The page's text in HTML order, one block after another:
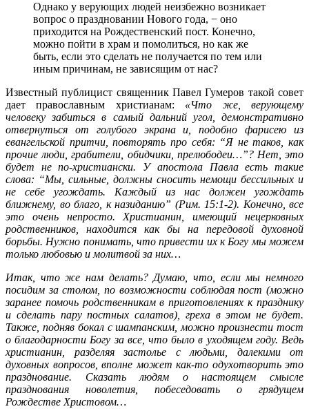
Однако у верующих людей неизбежно возникает
вопрос о праздновании Нового года, − оно
приходится на Рождественский пост. Конечно,
можно пойти в храм и помолиться, но как же
быть, если это сделать не получается по тем или
иным причинам, не зависящим от нас?
Известный публицист священник Павел Гумеров такой совет
дает православным христианам: «Что же, верующему
человеку забиться в самый дальний угол, демонстративно
отвернуться от голубого экрана и, подобно фарисею из
евангельской притчи, повторять про себя: “Я не таков, как
прочие люди, грабители, обидчики, прелюбодеи…”? Нет, это
будет не по-христиански. У апостола Павла есть такие
слова: “Мы, сильные, должны сносить немощи бессильных и
не себе угождать. Каждый из нас должен угождать
ближнему, во благо, к назиданию” (Рим. 15:1-2). Конечно, все
это очень непросто. Христианин, имеющий нецерковных
родственников, находится как бы на передовой духовной
борьбы. Нужно понимать, что привести их к Богу мы можем
только любовью и молитвой за них…
Итак, что же нам делать? Думаю, что, если мы немного
посидим за столом, по возможности соблюдая пост (можно
заранее помочь родственникам в приготовлениях к празднику
и сделать пару постных салатов), греха в этом не будет.
Также, подняв бокал с шампанским, можно произнести тост
о благодарности Богу за все, что было в уходящем году. Ведь
христианин, разделяя застолье с людьми, далекими от
духовных вопросов, вполне может как-то одухотворить это
празднование. Сказать людям о настоящем смысле
празднования новолетия, побеседовать о грядущем
Рождестве Христовом…